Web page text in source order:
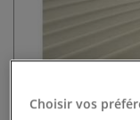
Choisir vos